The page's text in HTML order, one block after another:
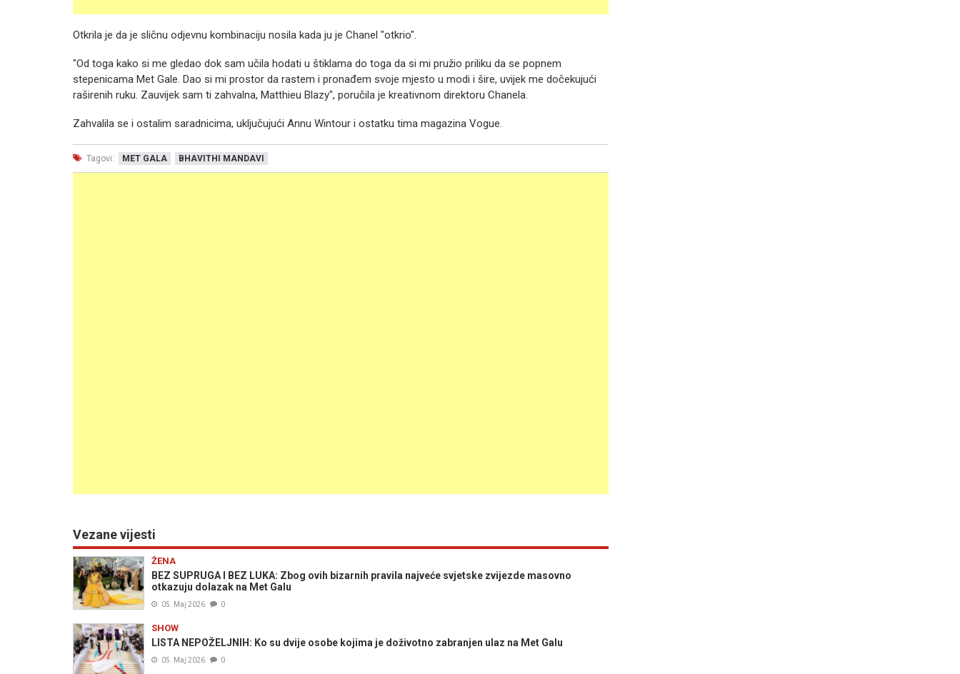
Otkrila je da je sličnu odjevnu kombinaciju nosila kada ju je Chanel "otkrio".
"Od toga kako si me gledao dok sam učila hodati u štiklama do toga da si mi pružio priliku da se popnem
stepenicama Met Gale. Dao si mi prostor da rastem i pronađem svoje mjesto u modi i šire, uvijek me dočekujući
raširenih ruku. Zauvijek sam ti zahvalna, Matthieu Blazy", poručila je kreativnom direktoru Chanela.
Zahvalila se i ostalim saradnicima, uključujući Annu Wintour i ostatku tima magazina Vogue.
Tagovi: MET GALA BHAVITHI MANDAVI
Vezane vijesti
ŽENA
BEZ SUPRUGA I BEZ LUKA: Zbog ovih bizarnih pravila najveće svjetske zvijezde masovno
otkazuju dolazak na Met Galu
05. Maj 2026 0
SHOW
LISTA NEPOŽELJNIH: Ko su dvije osobe kojima je doživotno zabranjen ulaz na Met Galu
05. Maj 2026 0